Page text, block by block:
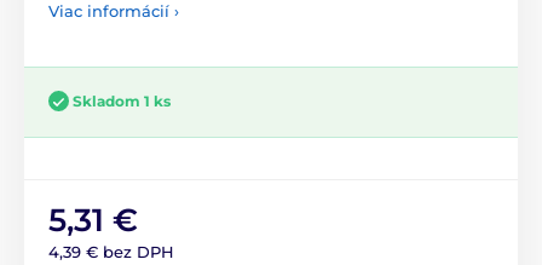
Viac informácií ›
Skladom 1 ks
5,31 €
4,39 € bez DPH